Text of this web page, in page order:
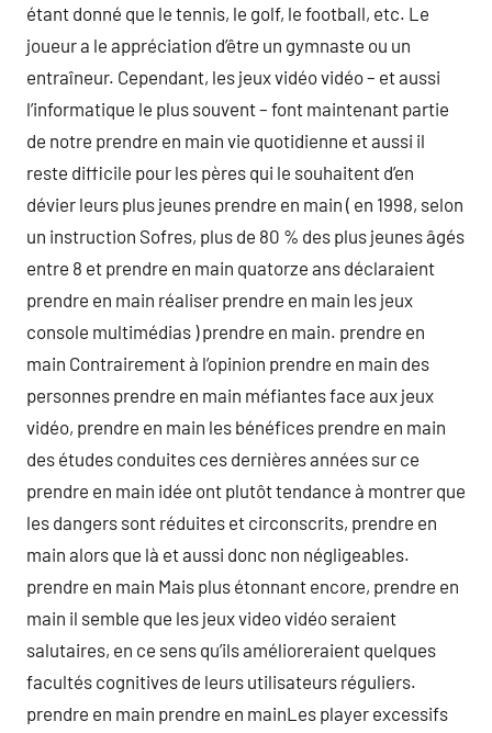
étant donné que le tennis, le golf, le football, etc. Le
joueur a le appréciation d’être un gymnaste ou un
entraîneur. Cependant, les jeux vidéo vidéo – et aussi
l’informatique le plus souvent – font maintenant partie
de notre prendre en main vie quotidienne et aussi il
reste difficile pour les pères qui le souhaitent d’en
dévier leurs plus jeunes prendre en main ( en 1998, selon
un instruction Sofres, plus de 80 % des plus jeunes âgés
entre 8 et prendre en main quatorze ans déclaraient
prendre en main réaliser prendre en main les jeux
console multimédias ) prendre en main. prendre en
main Contrairement à l’opinion prendre en main des
personnes prendre en main méfiantes face aux jeux
vidéo, prendre en main les bénéfices prendre en main
des études conduites ces dernières années sur ce
prendre en main idée ont plutôt tendance à montrer que
les dangers sont réduites et circonscrits, prendre en
main alors que là et aussi donc non négligeables.
prendre en main Mais plus étonnant encore, prendre en
main il semble que les jeux video vidéo seraient
salutaires, en ce sens qu’ils amélioreraient quelques
facultés cognitives de leurs utilisateurs réguliers.
prendre en main prendre en mainLes player excessifs